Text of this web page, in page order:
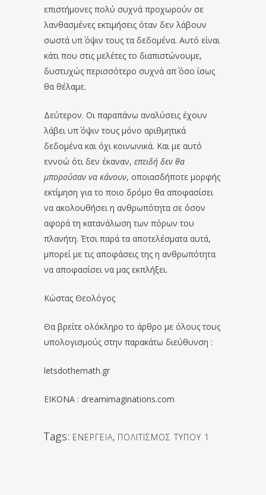
επιστήμονες πολύ συχνά προχωρούν σε
λανθασμένες εκτιμήσεις όταν δεν λάβουν
σωστά υπ΄ όψιν τους τα δεδομένα. Αυτό είναι
κάτι που στις μελέτες το διαπιστώνουμε,
δυστυχώς περισσότερο συχνά απ΄ όσο ίσως
θα θέλαμε.
Δεύτερον. Οι παραπάνω αναλύσεις έχουν
λάβει υπ΄ όψιν τους μόνο αριθμητικά
δεδομένα και όχι κοινωνικά. Και με αυτό
εννοώ ότι δεν έκαναν, επειδή δεν θα
μπορούσαν να κάνουν, οποιασδήποτε μορφής
εκτίμηση για το ποιο δρόμο θα αποφασίσει
να ακολουθήσει η ανθρωπότητα σε όσον
αφορά τη κατανάλωση των πόρων του
πλανήτη. Έτσι παρά τα αποτελέσματα αυτά,
μπορεί με τις αποφάσεις της η ανθρωπότητα
να αποφασίσει να μας εκπλήξει.
Κώστας Θεολόγος
Θα βρείτε ολόκληρο το άρθρο με όλους τους
υπολογισμούς στην παρακάτω διεύθυνση :
letsdothemath.gr
EIKONA : dreamimaginations.com
Tags: ΕΝΕΡΓΕΙΑ, ΠΟΛΙΤΙΣΜΟΣ ΤΥΠΟΥ 1